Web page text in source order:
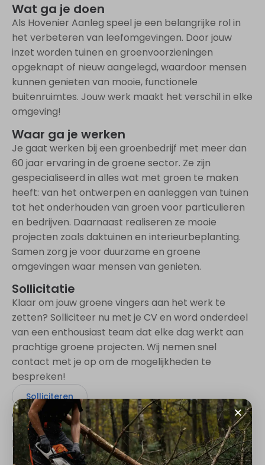
Wat ga je doen
Als Hovenier Aanleg speel je een belangrijke rol in
het verbeteren van leefomgevingen. Door jouw
inzet worden tuinen en groenvoorzieningen
opgeknapt of nieuw aangelegd, waardoor mensen
kunnen genieten van mooie, functionele
buitenruimtes. Jouw werk maakt het verschil in elke
omgeving!
Waar ga je werken
Je gaat werken bij een groenbedrijf met meer dan
60 jaar ervaring in de groene sector. Ze zijn
gespecialiseerd in alles wat met groen te maken
heeft: van het ontwerpen en aanleggen van tuinen
tot het onderhouden van groen voor particulieren
en bedrijven. Daarnaast realiseren ze mooie
projecten zoals daktuinen en interieurbeplanting.
Samen zorg je voor duurzame en groene
omgevingen waar mensen van genieten.
Sollicitatie
Klaar om jouw groene vingers aan het werk te
zetten? Solliciteer nu met je CV en word onderdeel
van een enthousiast team dat elke dag werkt aan
prachtige groene projecten. Wij nemen snel
contact met je op om de mogelijkheden te
bespreken!
Solliciteren
Contact
Heb je vragen? Neem gerust contact op! Wij zijn
hier om je te helpen.